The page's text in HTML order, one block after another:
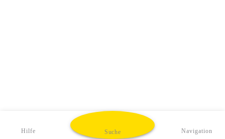
Hilfe Suche Navigation